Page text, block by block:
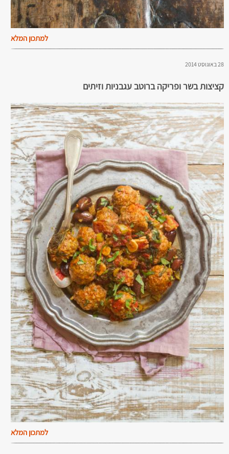
למתכון המלא
28 באוגוסט 2014
קציצות בשר ופריקה ברוטב עגבניות וזיתים
למתכון המלא